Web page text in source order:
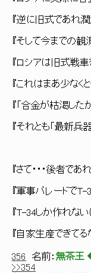
『逆に旧式であれ
『そして今までの観
『ロシアは旧式戦車
『これはまあ少なく
『「合金が枯渇した
『それとも「最新
『さて・・・後者であれ
『軍事パレードで
『T-34しか作れな
『自家生産できてる
356 名前： 無茶王
>>354